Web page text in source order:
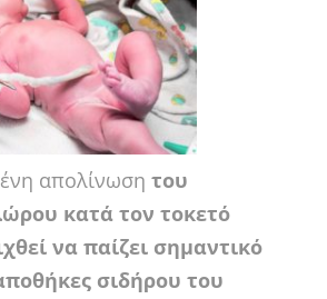
απολίνωση του
κατά τον τοκετό
να παίζει σημαντικό
σιδήρου του